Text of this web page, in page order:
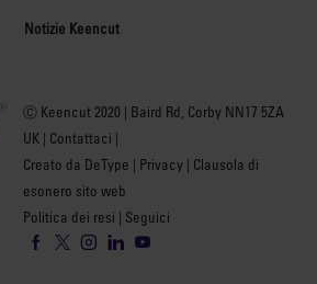
Notizie Keencut
Ⓒ Keencut 2020 | Baird Rd, Corby NN17 5ZA
UK | Contattaci |
Creato da DeType | Privacy | Clausola di
esonero sito web
Politica dei resi | Seguici